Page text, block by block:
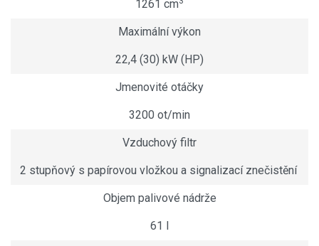
1261 cm
Maximální výkon
22,4 (30) kW (HP)
Jmenovité otáčky
3200 ot/min
Vzduchový filtr
2 stupňový s papírovou vložkou a signalizací znečistění
Objem palivové nádrže
61 l